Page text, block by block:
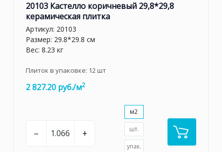
20103 Кастелло коричневый 29,8*29,8
керамическая плитка
Артикул: 20103
Размер: 29.8*29.8 см
Вес: 8.23 кг
Плиток в упаковке: 12шт
2 827.20 руб./м2
– +
м2
шт.
упак.